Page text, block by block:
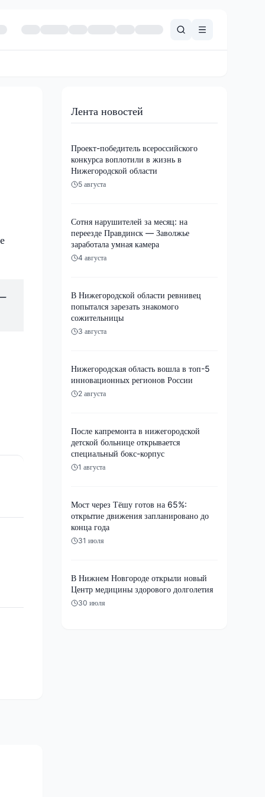
Лента новостей
Проект-победитель всероссийского
конкурса воплотили в жизнь в
Нижегородской области
5 августа
Сотня нарушителей за месяц: на
переезде Правдинск — Заволжье
заработала умная камера
4 августа
В Нижегородской области ревнивец
попытался зарезать знакомого
сожительницы
3 августа
Нижегородская область вошла в топ-5
инновационных регионов России
2 августа
После капремонта в нижегородской
детской больнице открывается
специальный бокс-корпус
1 августа
Мост через Тёшу готов на 65%:
открытие движения запланировано до
конца года
31 июля
В Нижнем Новгороде открыли новый
Центр медицины здорового долголетия
30 июля